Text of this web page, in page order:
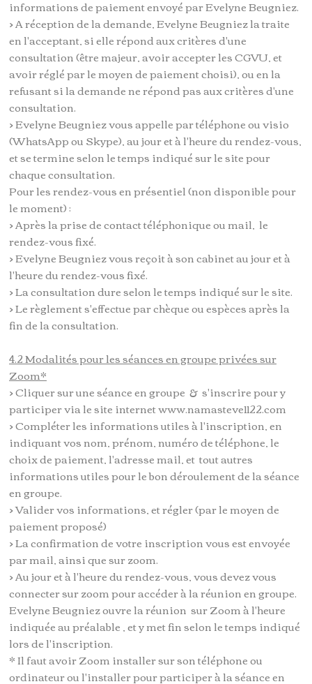
informations de paiement envoyé par Evelyne Beugniez.
> A réception de la demande, Evelyne Beugniez la traite
en l'acceptant, si elle répond aux critères d'une
consultation (être majeur, avoir accepter les CGVU, et
avoir réglé par le moyen de paiement choisi), ou en la
refusant si la demande ne répond pas aux critères d'une
consultation.
> Evelyne Beugniez vous appelle par téléphone ou visio
(WhatsApp ou Skype), au jour et à l'heure du rendez-vous,
et se termine selon le temps indiqué sur le site pour
chaque consultation.
Pour les rendez-vous en présentiel (non disponible pour
le moment) :
> Après la prise de contact téléphonique ou mail, le
rendez-vous fixé.
> Evelyne Beugniez vous reçoit à son cabinet au jour et à
l'heure du rendez-vous fixé.
> La consultation dure selon le temps indiqué sur le site.
> Le règlement s'effectue par chèque ou espèces après la
fin de la consultation.
4.2 Modalités pour les séances en groupe privées sur
Zoom*
> Cliquer sur une séance en groupe & s'inscrire pour y
participer via le site internet www.namasteve1122.com
> Compléter les informations utiles à l'inscription, en
indiquant vos nom, prénom, numéro de téléphone, le
choix de paiement, l'adresse mail, et tout autres
informations utiles pour le bon déroulement de la séance
en groupe.
> Valider vos informations, et régler (par le moyen de
paiement proposé)
> La confirmation de votre inscription vous est envoyée
par mail, ainsi que sur zoom.
> Au jour et à l'heure du rendez-vous, vous devez vous
connecter sur zoom pour accéder à la réunion en groupe.
Evelyne Beugniez ouvre la réunion sur Zoom à l'heure
indiquée au préalable , et y met fin selon le temps indiqué
lors de l'inscription.
* Il faut avoir Zoom installer sur son téléphone ou
ordinateur ou l'installer pour participer à la séance en